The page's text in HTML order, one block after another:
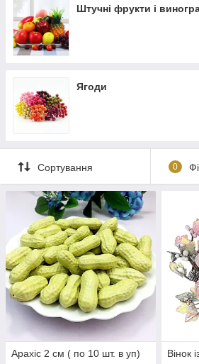
Штучні фрукти і
Ягоди
Сортування 0
Арахіс 2 см ( по 10 шт. в уп)
Вінок